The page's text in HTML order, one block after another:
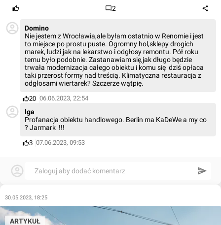
2
Domino
Nie jestem z Wrocławia,ale byłam ostatnio w Renomie i jest
to miejsce po prostu puste. Ogromny hol,sklepy drogich
marek, ludzi jak na lekarstwo i odgłosy remontu. Pół roku
temu było podobnie. Zastanawiam się,jak długo będzie
trwała modernizacja całego obiektu i komu się dziś opłaca
taki przerost formy nad treścią. Klimatyczna restauracja z
odgłosami wiertarek? Szczerze wątpię.
20 06.06.2023, 22:54
Iga
Profanacja obiektu handlowego. Berlin ma KaDeWe a my co
? Jarmark !!!
3 07.06.2023, 09:53
Zaloguj aby dodać komentarz
30.05.2023, 18:25
ARTYKUŁ